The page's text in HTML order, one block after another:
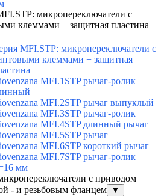
микропереключатели с
клеммами + защитная пластина
MFI.STP: микропереключатели с
клеммами + защитная
MFI.1STP рычаг-ролик
MFI.2STP рычаг выпуклый
MFI.3STP рычаг-ролик
MFI.4STP длинный рычаг
MFI.5STP рычаг
MFI.6STP короткий рычаг
MFI.7STP рычаг-ролик
мм
с приводом
- и резьбовым фланцем
▼